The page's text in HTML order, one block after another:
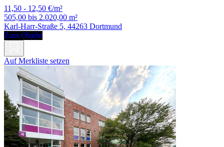
11,50 - 12,50 €/m²
505,00 bis 2.020,00 m²
Karl-Harr-Straße 5, 44263 Dortmund
Zum Objekt
Auf Merkliste setzen